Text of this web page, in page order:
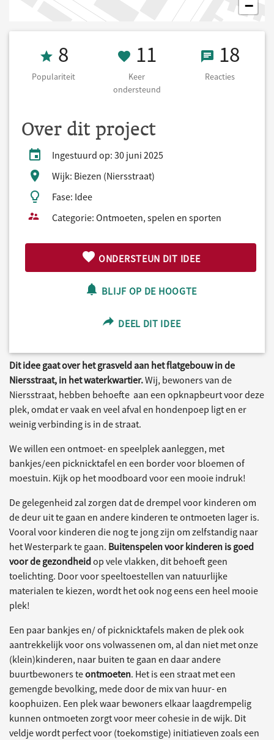
−
Populariteit 8
8
Populariteit
11 Keer
11
Keer
ondersteund
1818
Reacties
Over dit project
Ingestuurd op: 30 juni 2025
Wijk: Biezen (Niersstraat)
Fase: Idee
Categorie: Ontmoeten, spelen en sporten
ONDERSTEUN DIT IDEE
BLIJF OP DE HOOGTE
DEEL DIT IDEE
Dit idee gaat over het grasveld aan het flatgebouw in de
Niersstraat, in het waterkwartier.Wij, bewoners van de
Niersstraat, hebben behoefte aan een opknapbeurt voor deze
plek, omdat er vaak en veel afval en hondenpoep ligt en er
weinig verbinding is in de straat.
We willen een ontmoet- en speelplek aanleggen, met
bankjes/een picknicktafel en een border voor bloemen of
moestuin. Kijk op het moodboard voor een mooie indruk!
De gelegenheid zal zorgen dat de drempel voor kinderen om
de deur uit te gaan en andere kinderen te ontmoeten lager is.
Vooral voor kinderen die nog te jong zijn om zelfstandig naar
het Westerpark te gaan. Buitenspelen voor kinderen is goed
voor de gezondheid op vele vlakken, dit behoeft geen
toelichting. Door voor speeltoestellen van natuurlijke
materialen te kiezen, wordt het ook nog eens een heel mooie
plek!
Een paar bankjes en/ of picknicktafels maken de plek ook
aantrekkelijk voor ons volwassenen om, al dan niet met onze
(klein)kinderen, naar buiten te gaan en daar andere
buurtbewoners teontmoeten. Het is een straat met een
gemengde bevolking, mede door de mix van huur- en
koophuizen. Een plek waar bewoners elkaar laagdrempelig
kunnen ontmoeten zorgt voor meer cohesie in de wijk. Dit
veldje wordt perfect voor (toekomstige) initiatieven zoals een